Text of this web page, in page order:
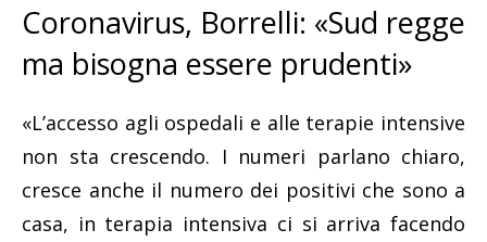
Coronavirus, Borrelli: «Sud regge
ma bisogna essere prudenti»
«L’accesso agli ospedali e alle terapie intensive
non sta crescendo. I numeri parlano chiaro,
cresce anche il numero dei positivi che sono a
casa, in terapia intensiva ci si arriva facendo